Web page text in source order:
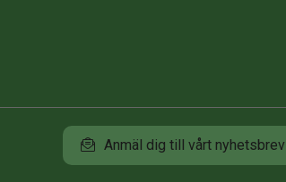
Anmäl dig till vårt nyhetsbrev